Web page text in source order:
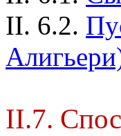
II. 6.2.
II.7.